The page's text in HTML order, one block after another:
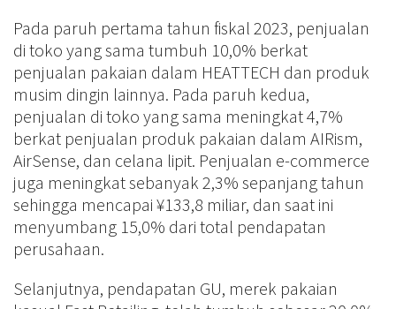
Pada paruh pertama tahun fiskal 2023, penjualan
di toko yang sama tumbuh 10,0% berkat
penjualan pakaian dalam HEATTECH dan produk
musim dingin lainnya. Pada paruh kedua,
penjualan di toko yang sama meningkat 4,7%
berkat penjualan produk pakaian dalam AIRism,
AirSense, dan celana lipit. Penjualan e-commerce
juga meningkat sebanyak 2,3% sepanjang tahun
sehingga mencapai ¥133,8 miliar, dan saat ini
menyumbang 15,0% dari total pendapatan
perusahaan.
Selanjutnya, pendapatan GU, merek pakaian